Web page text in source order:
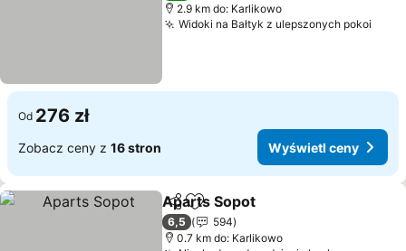
2.9 km do: Karlikowo
Widoki na Bałtyk z ulepszonych pokoi
Od 276 zł
Zobacz ceny z 16 stron Wyświetl ceny
Udostępnij
Dodaj do ulubionych
Aparts Sopot
6,5
594
0.7 km do: Karlikowo